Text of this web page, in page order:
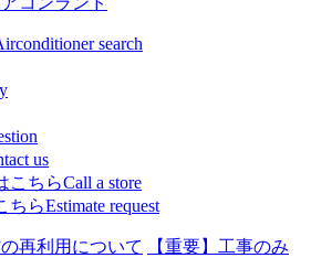
search
us
こちらCall a store
ちらEstimate request
再利用について
【重要】工事のみ